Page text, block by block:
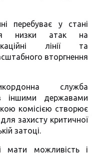
перебуває у стані
низки атак на
лінії та
вторгнення
служба
іншими державами
комісією створює
захисту критичної
затоці.
мати можливість і